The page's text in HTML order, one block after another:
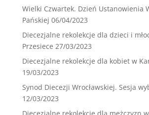
Wielki Czwartek. Dzień Ustanowienia
Pańskiej 06/04/2023
Diecezjalne rekolekcje dla dzieci i
Przesiece 27/03/2023
Diecezjalne rekolekcje dla kobiet w
19/03/2023
Synod Diecezji Wrocławskiej. Sesja
12/03/2023
Diecezjalne rekolekcje dla mężczyzn